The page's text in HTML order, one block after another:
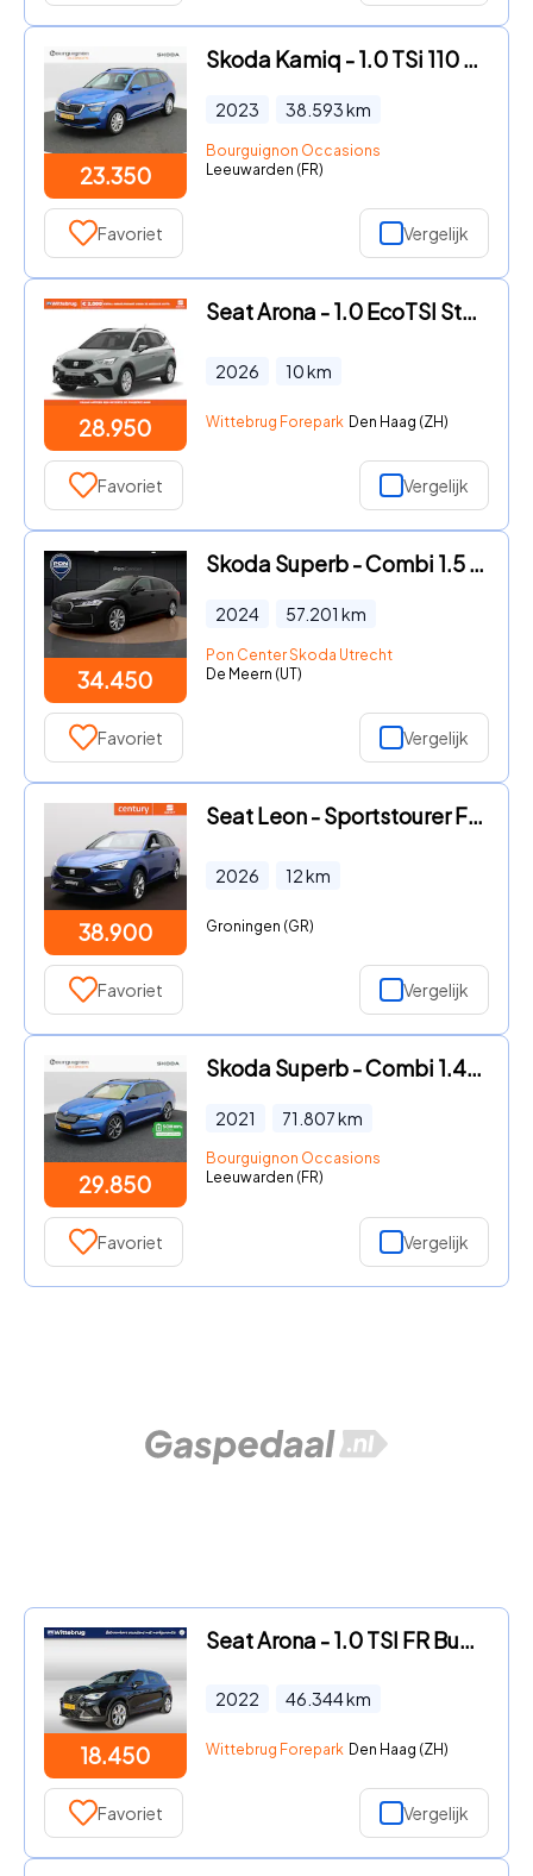
23.350
Skoda Kamiq - 1.0 TSi 110 Pk Automaat Ambition | Cruise Control | Airco |
2023 38.593km
Bourguignon Occasions
Leeuwarden (FR)
Favoriet Vergelijk
28.950
Seat Arona - 1.0 EcoTSI Style
2026 10km
Wittebrug Forepark Den Haag (ZH)
Favoriet Vergelijk
34.450
Skoda Superb - Combi 1.5 TSI MHEV First Edition | Pano Dak | Trekhaak | Cam
2024 57.201 km
Pon Center Skoda Utrecht
De Meern (UT)
Favoriet Vergelijk
38.900
Seat Leon - Sportstourer FR Business 1.5 TSI eHybrid 150 kW / 204 PK Sta
2026 12km
Groningen (GR)
Favoriet Vergelijk
29.850
Skoda Superb - Combi 1.4 TSi 218 Pk iV Sportline Business | Panoramadak | A
2021 71.807km
Bourguignon Occasions
Leeuwarden (FR)
Favoriet Vergelijk
18.450
Seat Arona - 1.0 TSI FR Business Intense / Alcantara / Led / Virtual cock
2022 46.344km
Wittebrug Forepark Den Haag (ZH)
Favoriet Vergelijk